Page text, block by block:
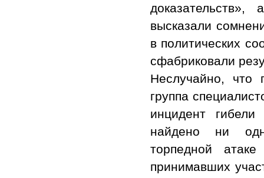
высказали
в политических
сфабриковали
Неслучайно, что
группа
инцидент
найдено ни
торпедной
принимавших